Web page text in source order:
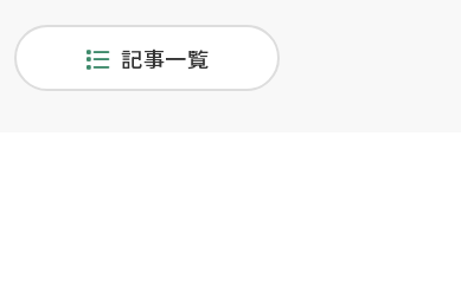
記事一覧